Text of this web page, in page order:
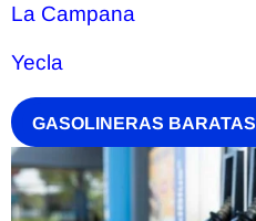
La Campana
Yecla
GASOLINERAS BARATAS